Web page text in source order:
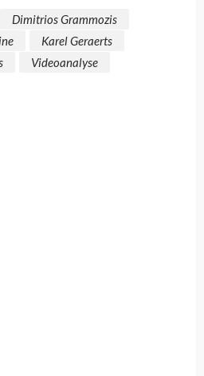
Dimitrios Grammozis
Karel Geraerts
Videoanalyse